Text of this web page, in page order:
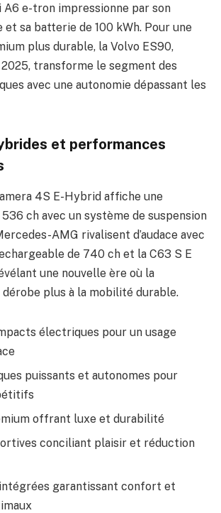
A6 e-tron impressionne par son
sa batterie de 100 kWh. Pour une
plus durable, la Volvo ES90,
transforme le segment des
avec une autonomie dépassant les
et performances
4S E-Hybrid affiche une
ch avec un système de suspension
AMG rivalisent d’audace avec
de 740 ch et la C63 S E
une nouvelle ère où la
plus à la mobilité durable.
électriques pour un usage
puissants et autonomes pour
offrant luxe et durabilité
conciliant plaisir et réduction
garantissant confort et